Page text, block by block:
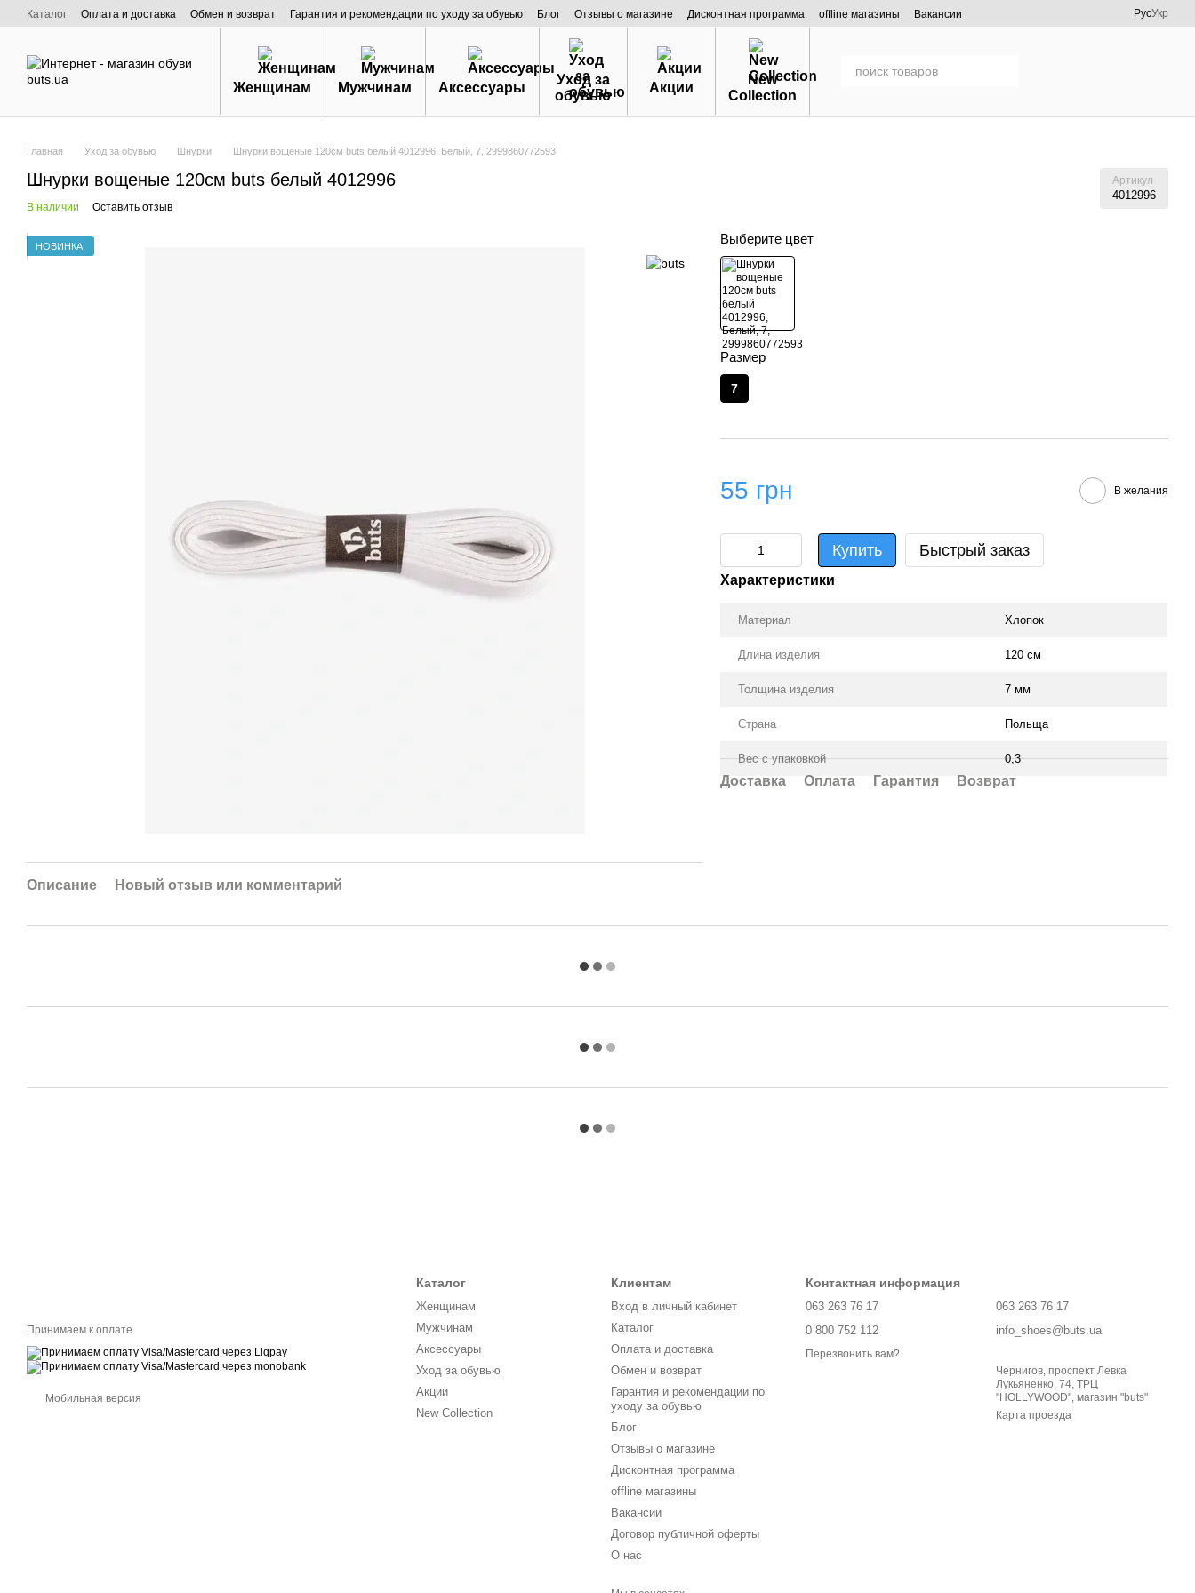
Перейти к основному контенту
Каталог Оплата и доставка Обмен и возврат Гарантия и рекомендации по уходу за обувью Блог Отзывы о магазине Дисконтная программа offline магазины
Вакансии
О нас
РусУкр
Женщинам Мужчинам Аксессуары
Уход за
обувью
Акции
New
Collection
Главная Уход за обувью Шнурки Шнурки вощеные 120см buts белый 4012996, Белый, 7, 2999860772593
Шнурки вощеные 120см buts белый 4012996 Артикул
4012996
В наличии Оставить отзыв
НОВИНКА
Описание Новый отзыв или комментарий
Выберите цвет
Размер
7
55 грн В желания
Купить Быстрый заказ
Характеристики
Материал Хлопок
Длина изделия 120 см
Толщина изделия 7 мм
Страна Польща
Вес с упаковкой 0,3
Доставка Оплата Гарантия Возврат
Принимаем к оплате
Мобильная версия
Каталог
Женщинам
Мужчинам
Аксессуары
Уход за обувью
Акции
New Collection
Клиентам
Вход в личный кабинет
Каталог
Оплата и доставка
Обмен и возврат
Гарантия и рекомендации по
уходу за обувью
Блог
Отзывы о магазине
Дисконтная программа
offline магазины
Вакансии
Договор публичной оферты
О нас
Контактная информация
063 263 76 17
0 800 752 112
Перезвонить вам?
063 263 76 17
info_shoes@buts.ua
Чернигов, проспект Левка
Лукьяненко, 74, ТРЦ
"HOLLYWOOD", магазин "buts"
Карта проезда